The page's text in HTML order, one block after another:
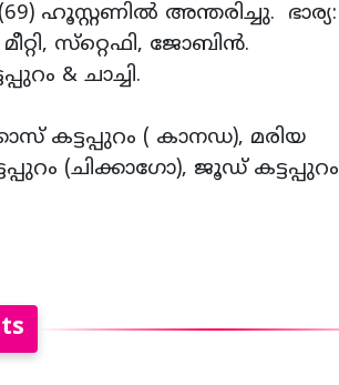
ഹൂസ്റ്റണിൽ അന്തരിച്ചു. ഭാര്യ:
സ്‌റ്റെഫി, ജോബിൻ.
& ചാച്ചി.
കട്ടപ്പുറം ( കാനഡ), മരിയ
(ചിക്കാഗോ), ജൂഡ് കട്ടപ്പുറം